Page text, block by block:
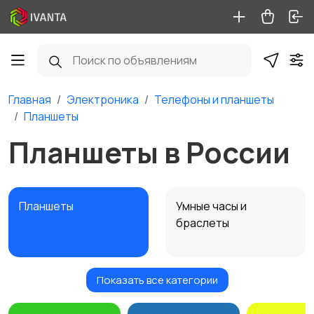
Главная Электроника
Телефоны и планшеты
Планшеты
Планшеты в России
Планшеты
Умные часы и
браслеты
Стационарные
телефоны
Мобильные
телефоны25
Показать все категории